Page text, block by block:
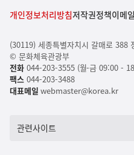
개인정보처리방침저작권정책이메
(30119) 세종특별자치시 갈매로 388
© 문화체육관광부
전화044-203-3555 (월-금 09:00 -
팩스044-203-3488
대표메일 webmaster@korea.kr
관련사이트